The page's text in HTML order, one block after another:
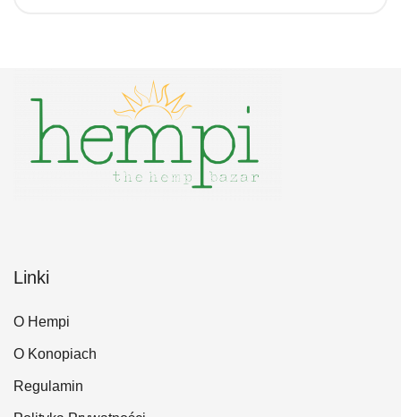
Linki
O Hempi
O Konopiach
Regulamin